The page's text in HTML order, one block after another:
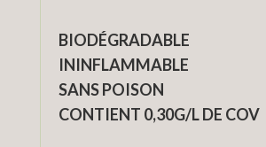
BIODÉGRADABLE
ININFLAMMABLE
SANS POISON
CONTIENT 0,30G/L DE COV